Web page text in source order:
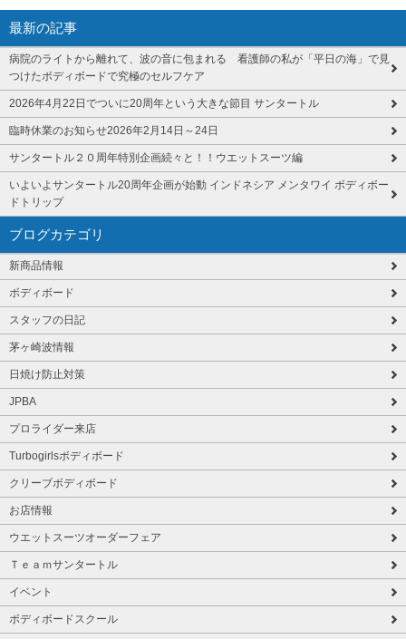
最新の記事
病院のライトから離れて、波の音に包まれる 看護師の私が「平日の海」で見
つけたボディボードで究極のセルフケア
2026年4月22日でついに20周年という大きな節目 サンタートル
臨時休業のお知らせ2026年2月14日～24日
サンタートル２０周年特別企画続々と！！ウエットスーツ編
いよいよサンタートル20周年企画が始動 インドネシア メンタワイ ボディボー
ドトリップ
ブログカテゴリ
新商品情報
ボディボード
スタッフの日記
茅ヶ崎波情報
日焼け防止対策
JPBA
プロライダー来店
Turbogirlsボディボード
クリーブボディボード
お店情報
ウエットスーツオーダーフェア
Ｔｅａｍサンタートル
イベント
ボディボードスクール